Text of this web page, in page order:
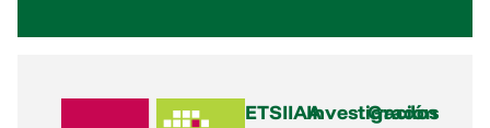
ETSIIAAInvestigación
Grados